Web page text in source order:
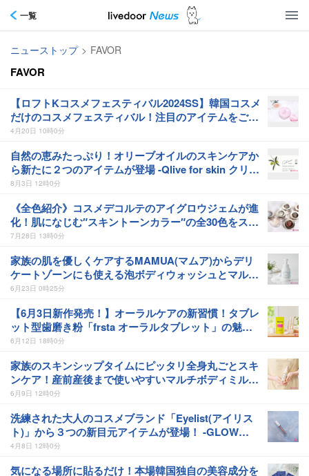
一覧
ニューストップ > FAVOR
FAVOR
【ロフトKコスメフェスティバル2024SS】韓国コスメ
だけのコスメフェスティバル！注目のアイテムをご紹
介
4月20日 10時0分
自然の恵みたっぷり！オリーブオイルのスキンケアか
ら新たに２つのアイテムが登場 -Qlive for skin クリー
ブフォースキン-
8月3日 12時0分
《全色紹介》コスメデコルテのアイグロウジェムが進
化！肌になじむ″スキントーンカラー″の全30色をスウ
ォッチ＆着画付きでご紹介 -コスメデコルテ アイグロ
7月28日 13時0分
家族の肌を優しくケアするMAMUA(マムア)からデリ
ケートゾーンにも使える泡ボディウォッシュとマルチ
オイルが新発売☆
6月23日 0時25分
【6月3日新作発売！】オーラルケアの新習慣！タブレ
ット型歯磨き粉「frsta オーラルタブレット」の魅力
をご紹介！-forsta/フォルスタ
6月12日 18時0分
家族のスキンシップタイムにピッタリ全身丸ごとスキ
ンケア！産前産後まで使いやすいマルチボディミルク
★｜MAMUA（マムア）ボディミルク
6月9日 12時0分
洗練された大人のコスメブランド「Eyelist(アイリス
ト)」から３つの新目元アイテムが登場！ -GLOW
SHADOW
4月8日 12時0分
気になる場所に貼るだけ！本場韓国独自の美容成分を